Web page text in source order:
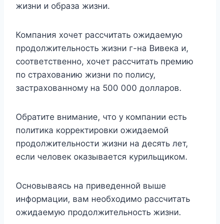
жизни и образа жизни.
Компания хочет рассчитать ожидаемую
продолжительность жизни г-на Вивека и,
соответственно, хочет рассчитать премию
по страхованию жизни по полису,
застрахованному на 500 000 долларов.
Обратите внимание, что у компании есть
политика корректировки ожидаемой
продолжительности жизни на десять лет,
если человек оказывается курильщиком.
Основываясь на приведенной выше
информации, вам необходимо рассчитать
ожидаемую продолжительность жизни.